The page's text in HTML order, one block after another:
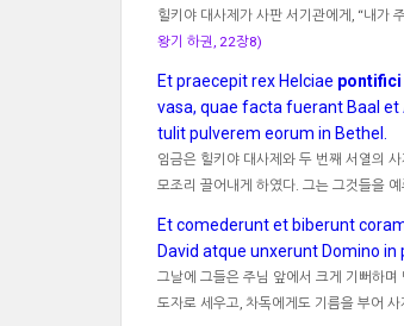
힐키야 대사제가 사판 서기관에게, “내가
왕기 하권, 22장8)
Et praecepit rex Helciae pontifici
vasa, quae facta fuerant Baal
tulit pulverem eorum in Bethel.
임금은 힐키야 대사제와 두 번째 서열의
모조리 끌어내게 하였다. 그는 그것들을
Et comederunt et biberunt
David atque unxerunt Domino in
그날에 그들은 주님 앞에서 크게 기뻐하
도자로 세우고, 차독에게도 기름을 부어 사